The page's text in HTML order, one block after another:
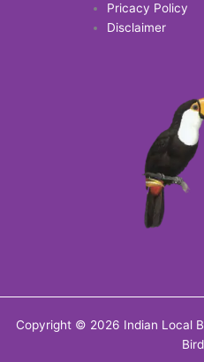
Pricacy Policy
Disclaimer
Copyright © 2026 Indian Local